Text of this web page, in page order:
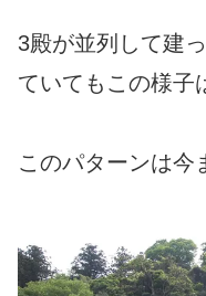
3殿が並列して建
ていてもこの様子
このパターンは今